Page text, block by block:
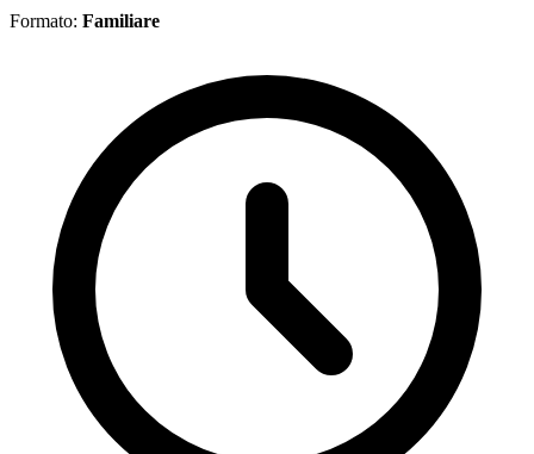
Formato: Familiare